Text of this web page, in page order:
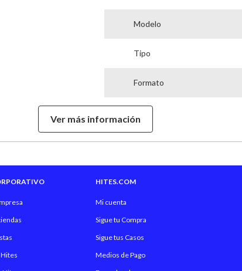
Modelo
Tipo
Formato
Notas De Salida
Hecho en
Ver más información
Hites
HITES.COM
Mi cuenta
Sigue tu Compra
Sigue tus Casos
Medios de Pago